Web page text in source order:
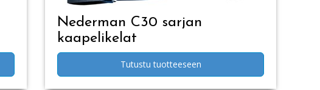
Nederman C30 sarjan
kaapelikelat
Tutustu tuotteeseen